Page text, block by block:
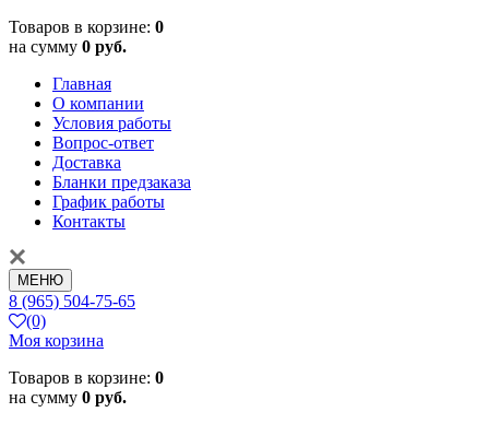
Товаров в корзине: 0
на сумму 0 руб.
Главная
О компании
Условия работы
Вопрос-ответ
Доставка
Бланки предзаказа
График работы
Контакты
МЕНЮ
8 (965) 504-75-65
(0)
Моя корзина
Товаров в корзине: 0
на сумму 0 руб.